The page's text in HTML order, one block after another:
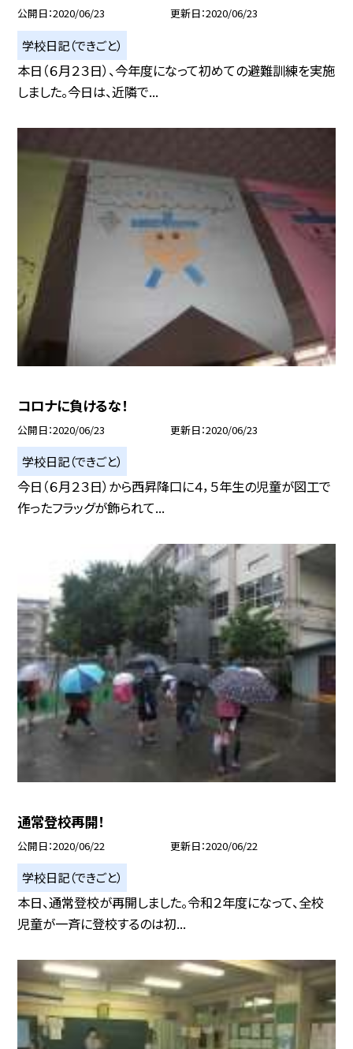
公開日 2020/06/23 更新日 2020/06/23
学校日記（できごと）
本日（６月２３日）、今年度になって初めての避難訓練を実施
しました。今日は、近隣で...
コロナに負けるな！
公開日 2020/06/23 更新日 2020/06/23
学校日記（できごと）
今日（６月２３日）から西昇降口に４，５年生の児童が図工で
作ったフラッグが飾られて...
通常登校再開！
公開日 2020/06/22 更新日 2020/06/22
学校日記（できごと）
本日、通常登校が再開しました。令和２年度になって、全校
児童が一斉に登校するのは初...